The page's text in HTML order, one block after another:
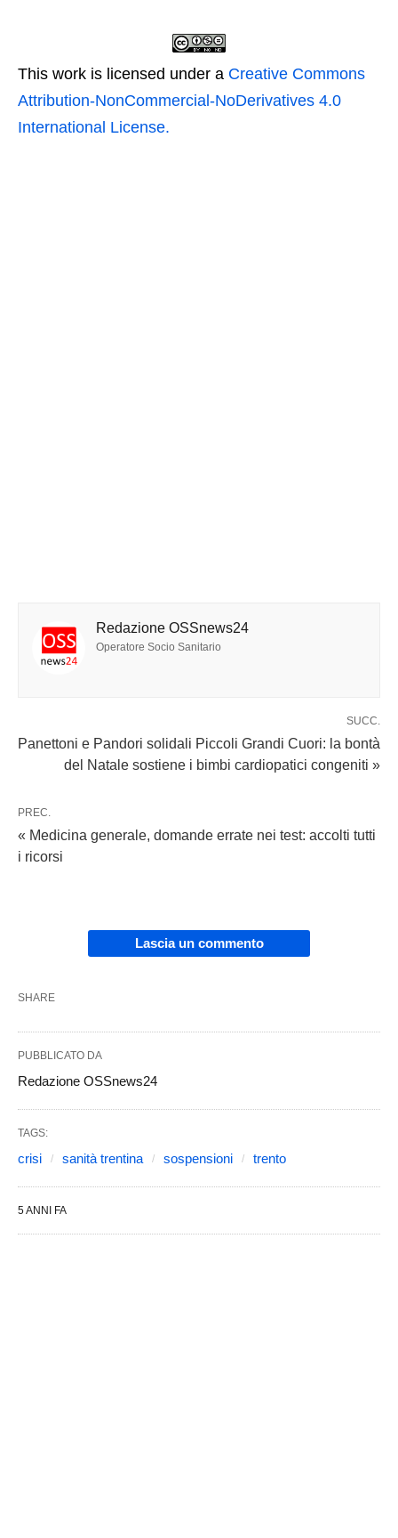
This work is licensed under a Creative Commons
Attribution-NonCommercial-NoDerivatives 4.0
International License.
Redazione OSSnews24
Operatore Socio Sanitario
SUCC.
Panettoni e Pandori solidali Piccoli Grandi Cuori: la bontà
del Natale sostiene i bimbi cardiopatici congeniti »
PREC.
« Medicina generale, domande errate nei test: accolti tutti
i ricorsi
Lascia un commento
SHARE
PUBBLICATO DA
Redazione OSSnews24
TAGS:
crisi sanità trentina sospensioni trento
5 ANNI FA